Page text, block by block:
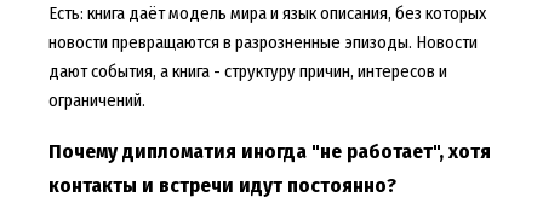
Есть: книга даёт модель мира и язык описания, без которых
новости превращаются в разрозненные эпизоды. Новости
дают события, а книга - структуру причин, интересов и
ограничений.
Почему дипломатия иногда "не работает", хотя
контакты и встречи идут постоянно?